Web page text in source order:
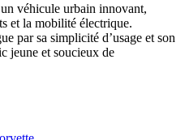
véhicule urbain innovant,
et la mobilité électrique.
par sa simplicité d’usage et son
jeune et soucieux de